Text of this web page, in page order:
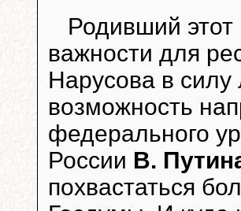
Родивший
важности для
Нарусова в силу
возможность
федерального
России В.
похвастаться